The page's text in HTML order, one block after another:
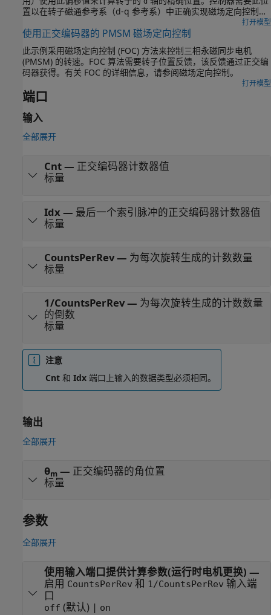
置以在转子磁通参考系（d-q 参考系）中正确实现磁场定向控制
打开模型
使用正交编码器的 PMSM 磁场定向控制
此示例采用磁场定向控制 (FOC) 方法来控制三相永磁同步电机
(PMSM) 的转速。FOC 算法需要转子位置反馈，该反馈通过正交编
码器获得。有关 FOC 的详细信息，请参阅磁场定向控制。
打开模型
端口
输入
全部展开
Cnt— 正交编码器计数器值
标量
Idx — 最后一个索引脉冲的正交编码器计数器值
标量
CountsPerRev— 为每次旋转生成的计数数量
标量
1/CountsPerRev— 为每次旋转生成的计数数量
的倒数
标量
注意
Cnt 和 Idx 端口上输入的数据类型必须相同。
输出
全部展开
θm— 正交编码器的角位置
标量
参数
全部展开
使用输入端口提供计算参数(运行时电机更换) —
启用 CountsPerRev 和 1/CountsPerRev 输入端
口
off (默认) | on